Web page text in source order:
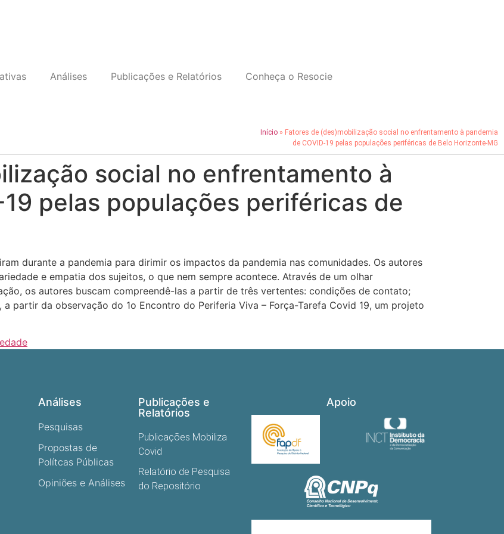
Análises Publicações e Relatórios Conheça o Resocie
Início» Fatores de (des)mobilização social no enfrentamento à pandemia
de COVID-19 pelas populações periféricas de Belo Horizonte-MG
social no enfrentamento à
pelas populações periféricas de
durante a pandemia para dirimir os impactos da pandemia nas comunidades. Os autores
e empatia dos sujeitos, o que nem sempre acontece. Através de um olhar
os autores buscam compreendê-las a partir de três vertentes: condições de contato;
partir da observação do 1o Encontro do Periferia Viva – Força-Tarefa Covid 19, um projeto
Análises
Pesquisas
Propostas de
Polítcas Públicas
Opiniões e Análises
Publicações e
Relatórios
Publicações Mobiliza
Covid
Relatório de Pesquisa
do Repositório
Apoio